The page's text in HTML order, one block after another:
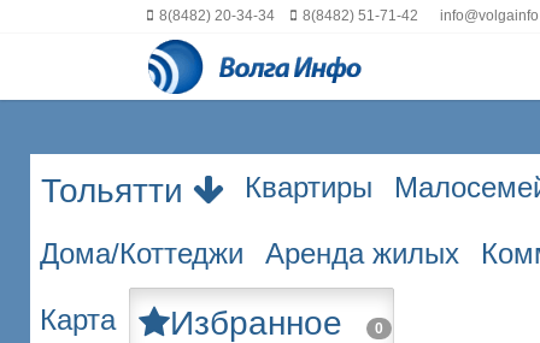
8(8482) 20-34-34 8(8482) 51-71-42
Тольятти Квартиры
Дома/Коттеджи Аренда жилых
Карта Избранное 0